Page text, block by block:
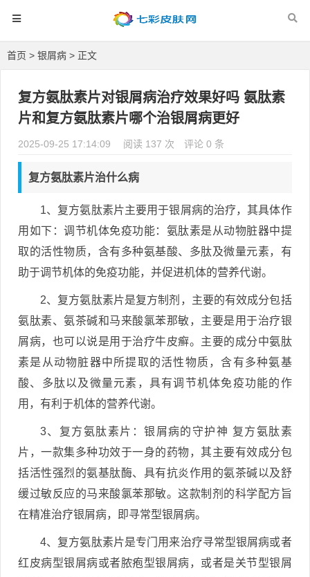
首页 > 银屑病 > 正文
复方氨肽素片对银屑病治疗效果好吗 氨肽素
片和复方氨肽素片哪个治银屑病更好
2025-09-25 17:14:09 阅读 137 次 评论 0 条
复方氨肽素片治什么病
1、复方氨肽素片主要用于银屑病的治疗，其具体作
用如下：调节机体免疫功能：氨肽素是从动物脏器中提
取的活性物质，含有多种氨基酸、多肽及微量元素，有
助于调节机体的免疫功能，并促进机体的营养代谢。
2、复方氨肽素片是复方制剂，主要的有效成分包括
氨肽素、氨茶碱和马来酸氯苯那敏，主要是用于治疗银
屑病，也可以说是用于治疗牛皮癣。主要的成分中氨肽
素是从动物脏器中所提取的活性物质，含有多种氨基
酸、多肽以及微量元素，具有调节机体免疫功能的作
用，有利于机体的营养代谢。
3、复方氨肽素片：银屑病的守护神 复方氨肽素
片，一款集多种功效于一身的药物，其主要有效成分包
括活性强烈的氨基肽酶、具有抗炎作用的氨茶碱以及舒
缓过敏反应的马来酸氯苯那敏。这款制剂的科学配方旨
在精准治疗银屑病，即寻常型银屑病。
4、复方氨肽素片是专门用来治疗寻常型银屑病或者
红皮病型银屑病或者脓疱型银屑病，或者是关节型银屑